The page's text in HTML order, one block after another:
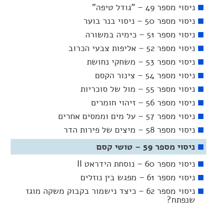
ניסוי מספר 49 – "גודל טיפה"
ניסוי מספר 50 – ניסוי בנר בוער
ניסוי מספר 51 – כימיה במשורה
ניסוי מספר 52 – אליפות צבעי הכרוב
ניסוי מספר 53 – משחקי נחושת
ניסוי מספר 54 – צינור הקסם
ניסוי מספר 55 – מול של סוכריות
ניסוי מספר 56 – זיהוי חומרים
ניסוי מספר 57 – על מים וממסים אחרים
ניסוי מספר 58 – מיצים של פירות הדר
ניסוי מספר 59 – טושי קסם
ניסוי מספר 60 – נוסחת הידראט II
ניסוי מספר 61 – מפגש בין נוזלים
ניסוי מספר 62 – כיצד נישמור בקבוק משקה מוגז
שנפתח?